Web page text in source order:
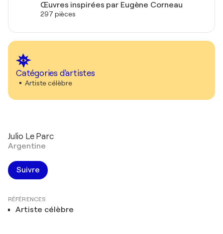
Œuvres inspirées par Eugène Corneau
297 pièces
Catégories d'artistes
Artiste célèbre
Julio Le Parc
Argentine
Suivre
RÉFÉRENCES
Artiste célèbre